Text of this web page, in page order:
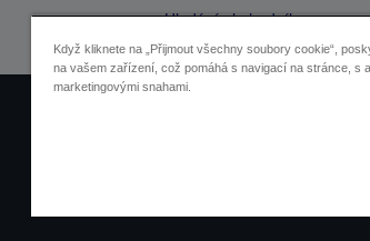
Hledání obchodníka
Když kliknete na „Přijmout všechny soubory cookie“,
na vašem zařízení, což pomáhá s navigací na stránce, s
marketingovými snahami.